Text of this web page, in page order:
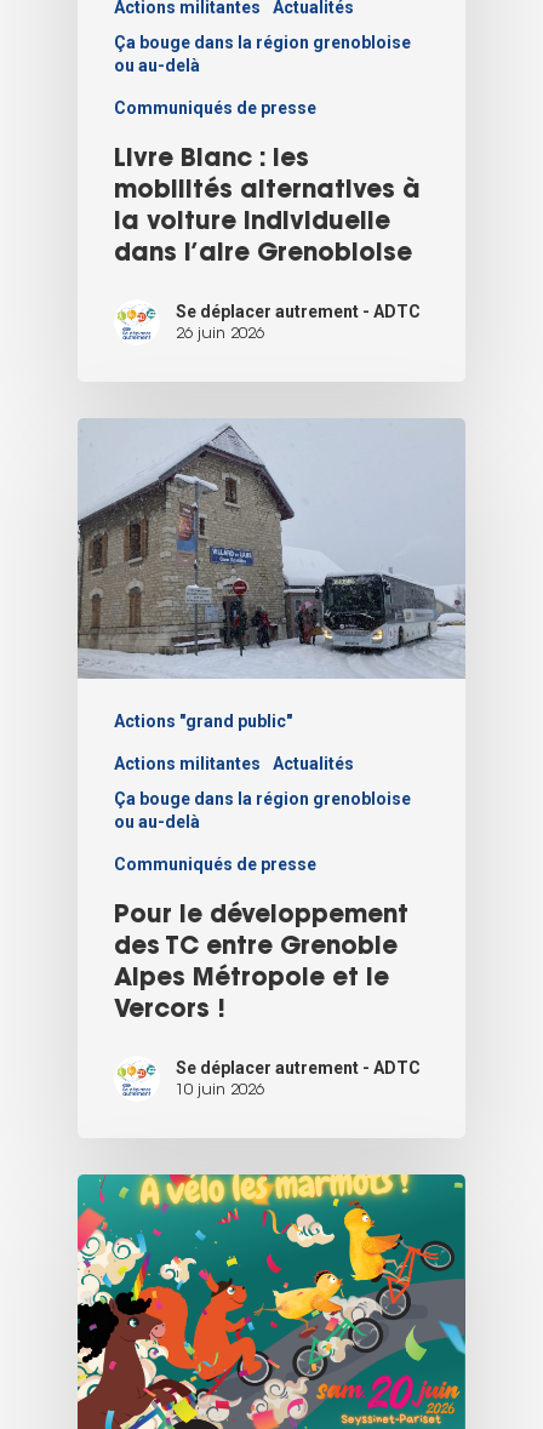
Actions militantes
Actualités
Ça bouge dans la région grenobloise
ou au-delà
Communiqués de presse
Livre Blanc : les
mobilités alternatives à
la voiture individuelle
dans l’aire Grenobloise
Se déplacer autrement - ADTC
26 juin 2026
Actions "grand public"
Actions militantes
Actualités
Ça bouge dans la région grenobloise
ou au-delà
Communiqués de presse
Pour le développement
des TC entre Grenoble
Alpes Métropole et le
Vercors !
Se déplacer autrement - ADTC
10 juin 2026